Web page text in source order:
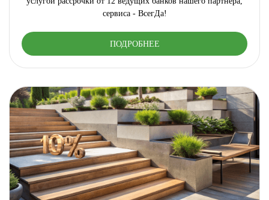
сервиса - ВсегДа!
ПОДРОБНЕЕ